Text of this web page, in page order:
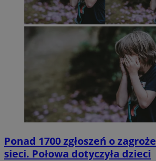
Ponad 1700 zgłoszeń o
sieci. Połowa dotyczyła dzieci